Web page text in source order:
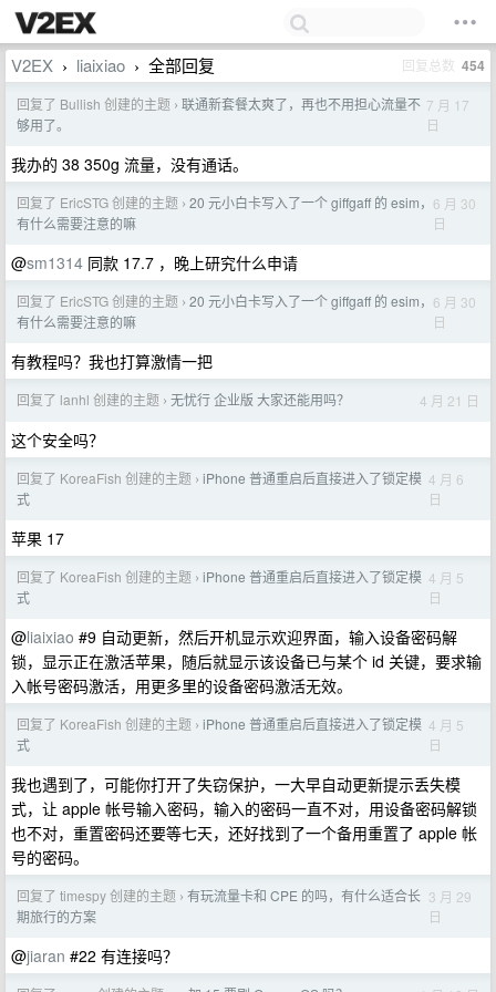
V2EX › liaixiao › 全部回复 回复总数 454
回复了 Bullish 创建的主题 › 联通新套餐太爽了，再也不用担心流量不
够用了。
7 月 17
日
我办的 38 350g 流量，没有通话。
回复了 EricSTG 创建的主题 › 20 元小白卡写入了一个 giffgaff 的 esim，
有什么需要注意的嘛
6 月 30
日
@sm1314 同款 17.7 ，晚上研究什么申请
回复了 EricSTG 创建的主题 › 20 元小白卡写入了一个 giffgaff 的 esim，
有什么需要注意的嘛
6 月 30
日
有教程吗？我也打算激情一把
回复了 lanhl 创建的主题 › 无忧行 企业版 大家还能用吗？ 4 月 21 日
这个安全吗？
回复了 KoreaFish 创建的主题 › iPhone 普通重启后直接进入了锁定模
式
4 月 6
日
苹果 17
回复了 KoreaFish 创建的主题 › iPhone 普通重启后直接进入了锁定模
式
4 月 5
日
@liaixiao #9 自动更新，然后开机显示欢迎界面，输入设备密码解
锁，显示正在激活苹果，随后就显示该设备已与某个 id 关键，要求输
入帐号密码激活，用更多里的设备密码激活无效。
回复了 KoreaFish 创建的主题 › iPhone 普通重启后直接进入了锁定模
式
4 月 5
日
我也遇到了，可能你打开了失窃保护，一大早自动更新提示丢失模
式，让 apple 帐号输入密码，输入的密码一直不对，用设备密码解锁
也不对，重置密码还要等七天，还好找到了一个备用重置了 apple 帐
号的密码。
回复了 timespy 创建的主题 › 有玩流量卡和 CPE 的吗，有什么适合长
期旅行的方案
3 月 29
日
@jiaran #22 有连接吗？